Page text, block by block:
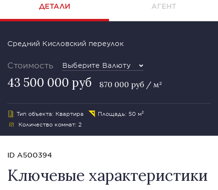
ДЕТАЛИ АГЕНТ
Средний Кисловский переулок
Стоимость Выберите Валюту
43 500 000 руб 870 000 руб / м²
Тип объекта: Квартира
Площадь: 50 м²
Количество комнат: 2
ID A500394
Ключевые характеристики